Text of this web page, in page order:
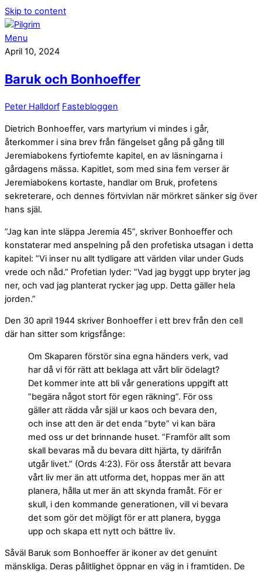
Skip to content
Menu
April 10, 2024
Baruk och Bonhoeffer
Peter Halldorf Fastebloggen
Dietrich Bonhoeffer, vars martyrium vi mindes i går,
återkommer i sina brev från fängelset gång på gång till
Jeremiabokens fyrtiofemte kapitel, en av läsningarna i
gårdagens mässa. Kapitlet, som med sina fem verser är
Jeremiabokens kortaste, handlar om Bruk, profetens
sekreterare, och dennes förtvivlan när mörkret sänker sig över
hans själ.
”Jag kan inte släppa Jeremia 45”, skriver Bonhoeffer och
konstaterar med anspelning på den profetiska utsagan i detta
kapitel: ”Vi inser nu allt tydligare att världen vilar under Guds
vrede och nåd.” Profetian lyder: ”Vad jag byggt upp bryter jag
ner, och vad jag planterat rycker jag upp. Detta gäller hela
jorden.”
Den 30 april 1944 skriver Bonhoeffer i ett brev från den cell
där han sitter som krigsfånge:
Om Skaparen förstör sina egna händers verk, vad
har då vi för rätt att beklaga att vårt blir ödelagt?
Det kommer inte att bli vår generations uppgift att
”begära något stort för egen räkning”. För oss
gäller att rädda vår själ ur kaos och bevara den,
och inse att den är det enda ”byte” vi kan bära
med oss ur det brinnande huset. ”Framför allt som
skall bevaras må du bevara ditt hjärta, ty därifrån
utgår livet.” (Ords 4:23). För oss återstår att bevara
vårt liv mer än att utforma det, hoppas mer än att
planera, hålla ut mer än att skynda framåt. För er
skull, i den kommande generationen, vill vi bevara
det som gör det möjligt för er att planera, bygga
upp och skapa ett nytt och bättre liv.
Såväl Baruk som Bonhoeffer är ikoner av det genuint
mänskliga. Deras pålitlighet öppnar en väg in i framtiden. De